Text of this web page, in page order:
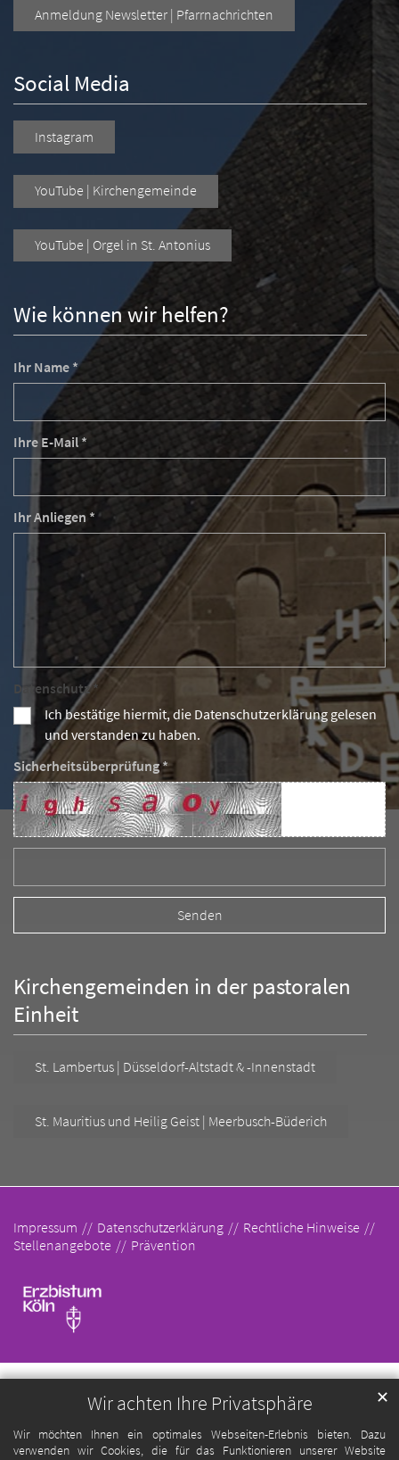
Wir achten Ihre Privatsphäre
Wir möchten Ihnen ein optimales Webseiten-Erlebnis bieten. Dazu
verwenden wir Cookies, die für das Funktionieren unserer Website
✕
Wie können wir helfen?
Ihr Name *
Ihre E-Mail *
Ihr Anliegen *
Datenschutz *
Ich bestätige hiermit, die Datenschutzerklärung gelesen
und verstanden zu haben.
Sicherheitsüberprüfung *
Kirchengemeinden in der pastoralen
Einheit
St. Lambertus | Düsseldorf-Altstadt & -Innenstadt
St. Mauritius und Heilig Geist | Meerbusch-Büderich
Anmeldung Newsletter | Pfarrnachrichten
Social Media
Instagram
YouTube | Kirchengemeinde
YouTube | Orgel in St. Antonius
Impressum Datenschutzerklärung
Rechtliche Hinweise
Stellenangebote
Prävention